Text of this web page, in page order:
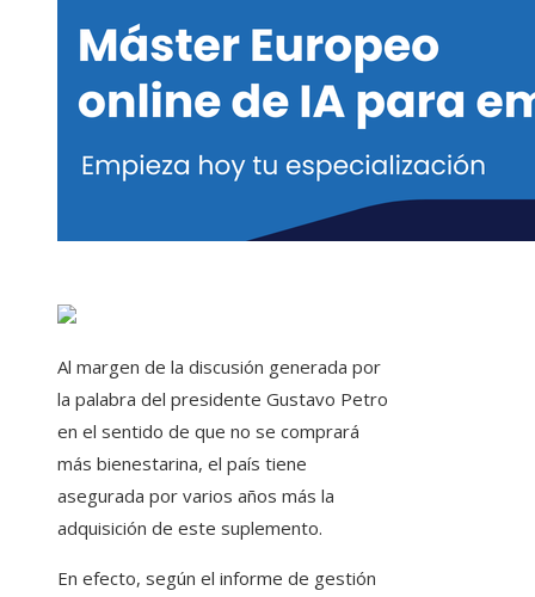
Al margen de la discusión generada por
la palabra del presidente Gustavo Petro
en el sentido de que no se comprará
más bienestarina, el país tiene
asegurada por varios años más la
adquisición de este suplemento.
En efecto, según el informe de gestión